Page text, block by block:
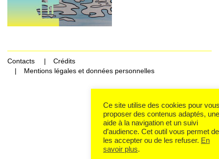
Contacts
Crédits
Mentions légales et données personnelles
Ce site utilise des cookies pour
proposer des contenus adaptés, une
aide à la navigation et un suivi
d’audience. Cet outil vous permet de
les accepter ou de les refuser. En
savoir plus.